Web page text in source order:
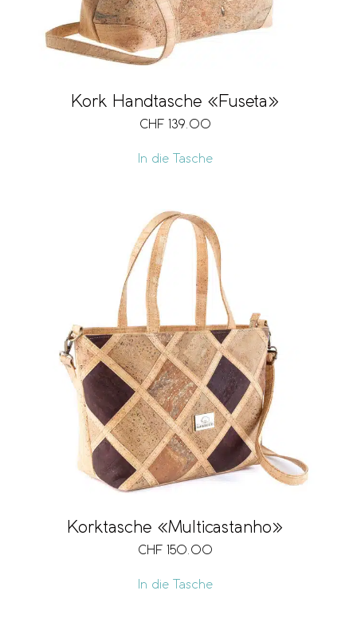
Kork Handtasche «Fuseta»
CHF 139.00
In die Tasche
Korktasche «Multicastanho»
CHF 150.00
In die Tasche